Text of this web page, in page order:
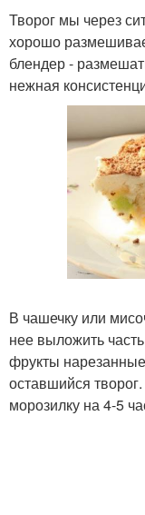
Творог мы через
хорошо
блендер -
нежная
В чашечку или
нее выложить
фрукты
оставшийся
морозилку на 4-5